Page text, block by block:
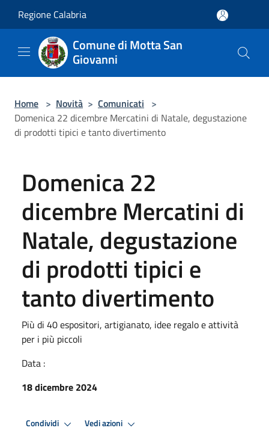
Regione Calabria
Comune di Motta San
Giovanni
Home > Novità > Comunicati >
Domenica 22 dicembre Mercatini di Natale, degustazione
di prodotti tipici e tanto divertimento
Domenica 22
dicembre Mercatini di
Natale, degustazione
di prodotti tipici e
tanto divertimento
Più di 40 espositori, artigianato, idee regalo e attività
per i più piccoli
Data :
18 dicembre 2024
Condividi Vedi azioni